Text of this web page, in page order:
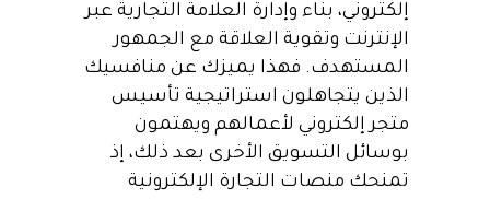
إلكتروني، بناء وإدارة العلامة التجارية عبر
الإنترنت وتقوية العلاقة مع الجمهور
المستهدف. فهذا يميزك عن منافسيك
الذين يتجاهلون استراتيجية تأسيس
متجر إلكتروني لأعمالهم ويهتمون
بوسائل التسويق الأخرى بعد ذلك، إذ
تمنحك منصات التجارة الإلكترونية